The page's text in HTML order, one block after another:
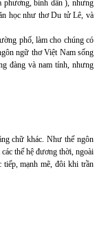
phương, bình dân ), nhưng
học như thơ Du tử Lê, và
phố, làm cho chúng có
ngữ thơ Việt Nam sống
đàng và nam tính, nhưng
chữ khác. Như thế ngôn
thế hệ đương thời, ngoài
mạnh mẽ, đôi khi trần